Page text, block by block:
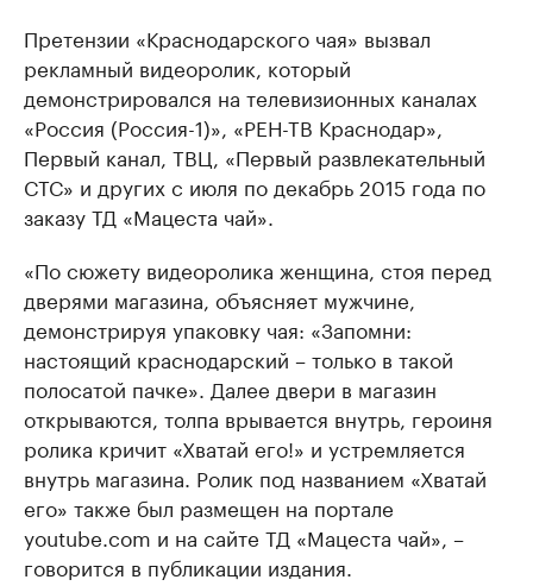
Претензии «Краснодарского чая» вызвал
рекламный видеоролик, который
демонстрировался на телевизионных каналах
«Россия (Россия-1)», «РЕН-ТВ Краснодар»,
Первый канал, ТВЦ, «Первый развлекательный
СТС» и других с июля по декабрь 2015 года по
заказу ТД «Мацеста чай».
«По сюжету видеоролика женщина, стоя перед
дверями магазина, объясняет мужчине,
демонстрируя упаковку чая: «Запомни:
настоящий краснодарский – только в такой
полосатой пачке». Далее двери в магазин
открываются, толпа врывается внутрь, героиня
ролика кричит «Хватай его!» и устремляется
внутрь магазина. Ролик под названием «Хватай
его» также был размещен на портале
youtube.com и на сайте ТД «Мацеста чай», –
говорится в публикации издания.